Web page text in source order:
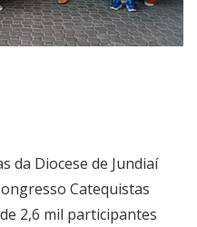
da Diocese de Jundiaí
Catequistas
2,6 mil participantes